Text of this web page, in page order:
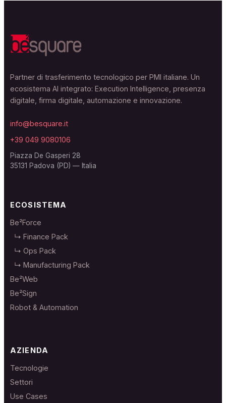
Partner di trasferimento tecnologico per PMI italiane. Un
ecosistema AI integrato: Execution Intelligence, presenza
digitale, firma digitale, automazione e innovazione.
info@besquare.it
+39 049 9080106
Piazza De Gasperi 28
35131 Padova (PD) — Italia
ECOSISTEMA
Be²Force
↳ Finance Pack
↳ Ops Pack
↳ Manufacturing Pack
Be²Web
Be²Sign
Robot & Automation
AZIENDA
Tecnologie
Settori
Use Cases